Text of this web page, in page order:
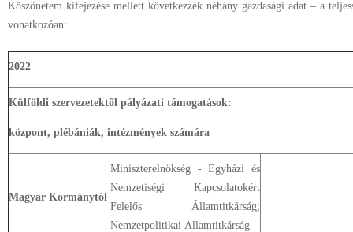
Köszönetem kifejezése mellett következzék néhány gazdasági adat – a
vonatkozóan:
2022
Külföldi szervezetektől pályázati támogatások:
központ, plébániák, intézmények számára
Magyar Kormánytól
Miniszterelnökség - Egyházi és
Nemzetiségi Kapcsolatokért
Felelős Államtitkárság;
Nemzetpolitikai Államtitkárság